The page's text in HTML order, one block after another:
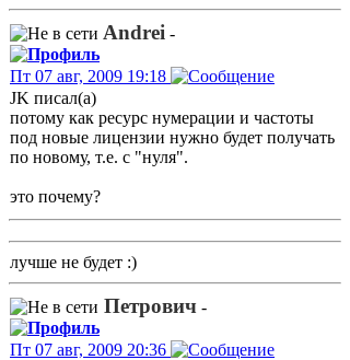
Andrei -
Пт 07 авг, 2009 19:18
JK писал(а)
потому как ресурс нумерации и частоты
под новые лицензии нужно будет получать
по новому, т.е. с "нуля".
это почему?
лучше не будет :)
Петрович -
Пт 07 авг, 2009 20:36